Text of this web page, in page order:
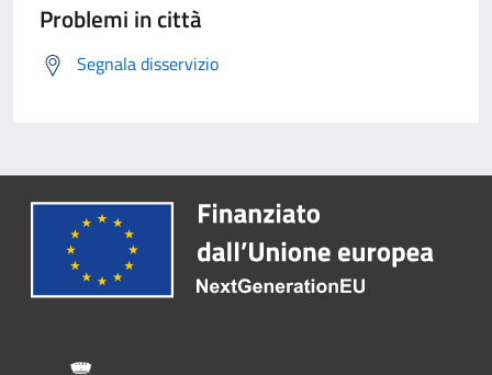
Problemi in città
Segnala disservizio